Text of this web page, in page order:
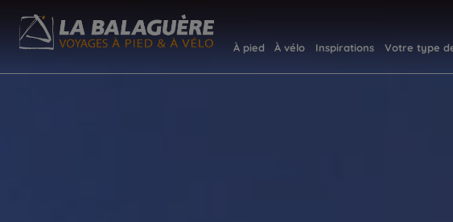
À pied À vélo Inspirations Votre type